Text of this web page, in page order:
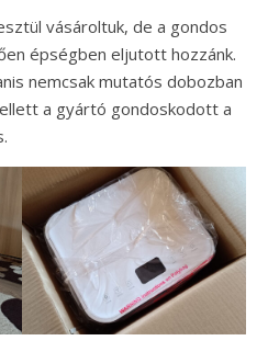
vásároltuk, de a gondos
épségben eljutott hozzánk.
nemcsak mutatós dobozban
a gyártó gondoskodott a